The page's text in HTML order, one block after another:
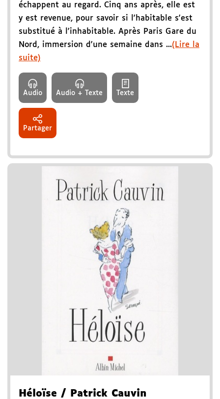
échappent au regard. Cinq ans après, elle est
y est revenue, pour savoir si l'habitable s'est
substitué à l'inhabitable. Après Paris Gare du
Nord, immersion d'une semaine dans ...(Lire la
suite)
Audio Audio + Texte Texte
Partager
Héloïse / Patrick Cauvin